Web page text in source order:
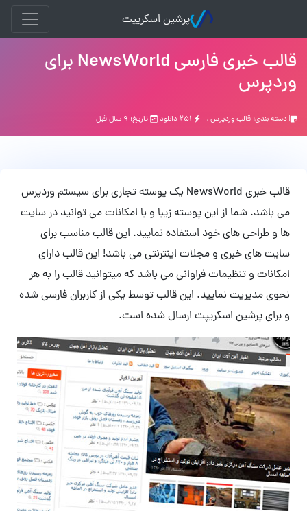
پرشین اسکریپت
قالب خبری فارسی NewsWorld برای
دسته بندی:قالب وردپرس, | ۲۵۱ دانلود تاریخ: ۹ سال قبل
قالب خبری NewsWorld یک پوسته تجاری برای سیستم وردپرس
باشد. شما از این پوسته زیبا و با امکانات می توانید در سایت
و طراحی های خود استفاده نمایید. این قالب مناسب برای
های خبری و مجلات اینترنتی می باشد! این قالب دارای
و تنظیمات فراوانی می باشد که میتوانید قالب را به هر
مدیریت نمایید. این قالب توسط یکی از کاربران فارسی شده
برای پرشین اسکریپت ارسال شده است.